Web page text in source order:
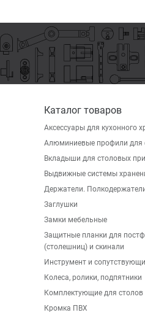
Каталог товаров
Аксессуары для кухонного
Алюминиевые профили для
Вкладыши для столовых
Выдвижные системы
Держатели.
Заглушки
Замки мебельные
Защитные планки для
(столешниц) и скинали
Инструмент и
Колеса, ролики, подпятники
Комплектующие для столов
Кромка ПВХ